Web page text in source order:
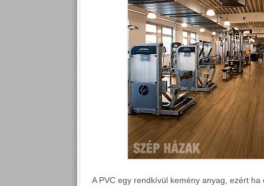
A PVC egy rendkívül kemény anyag, ezért